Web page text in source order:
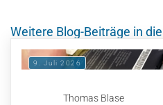
Weitere Blog-Beiträge in
9. Juli 2026
Thomas Blase